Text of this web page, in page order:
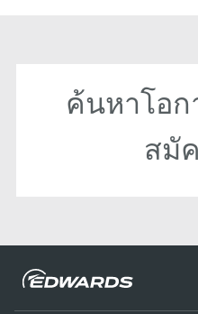
ค้นหาโอก
สมั